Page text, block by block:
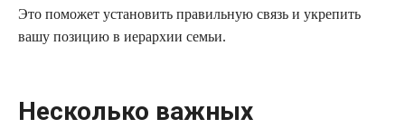
Это поможет установить правильную связь и укрепить
вашу позицию в иерархии семьи.
Несколько важных